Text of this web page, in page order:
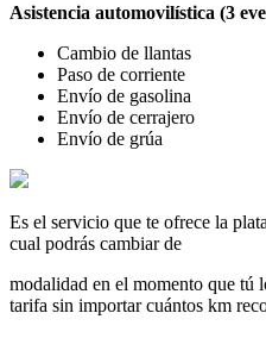
Asistencia automovilística (3
Cambio de llantas
Paso de corriente
Envío de gasolina
Envío de cerrajero
Envío de grúa
Es el servicio que te ofrece la
cual podrás cambiar de
modalidad en el momento que tú
tarifa sin importar cuántos km